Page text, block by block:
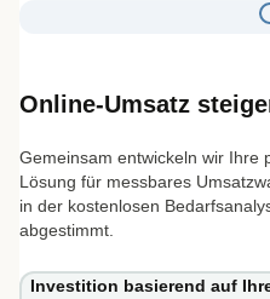
Online-Umsatz
Gemeinsam entwickeln wir Ihre
Lösung für messbares
in der kostenlosen
abgestimmt.
Investition basierend auf